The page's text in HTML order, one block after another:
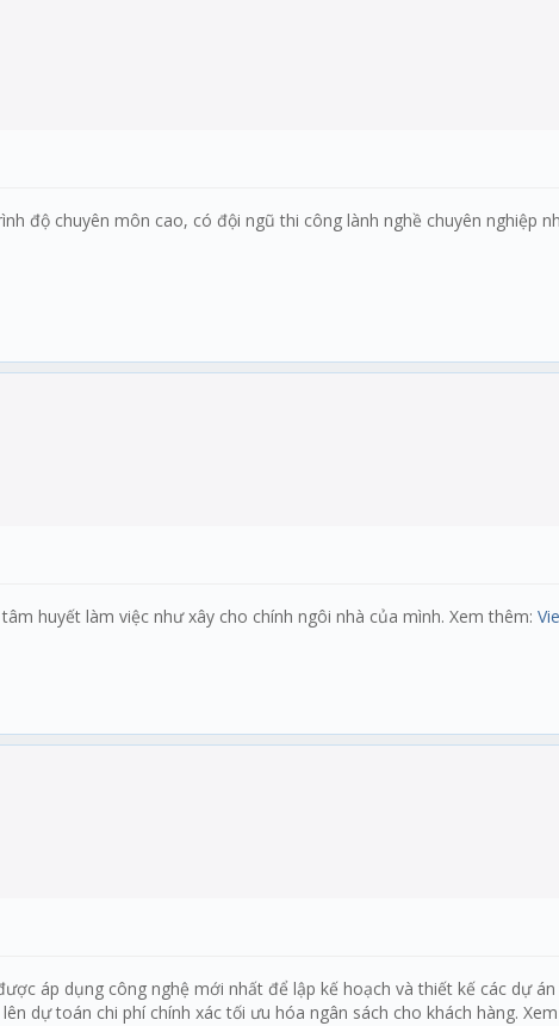
độ chuyên môn cao, có đội ngũ thi công lành nghề chuyên nghiệp
huyết làm việc như xây cho chính ngôi nhà của mình. Xem thêm:
áp dụng công nghệ mới nhất để lập kế hoạch và thiết kế các dự
dự toán chi phí chính xác tối ưu hóa ngân sách cho khách hàng.